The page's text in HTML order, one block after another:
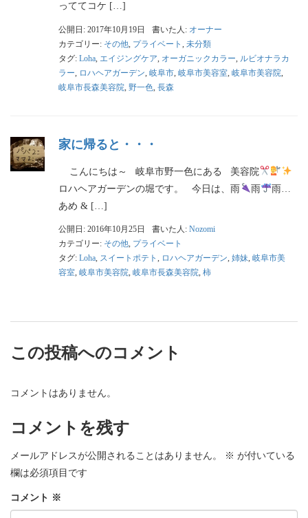
っててコケ […]
公開日: 2017年10月19日 書いた人: オーナー
カテゴリー: その他 プライベート
未分類
タグ: Loha エイジングケア オーガニックカラー
ルビオナラカ
ラー
ロハヘアガーデン 岐阜市 岐阜市美容室 岐阜市美容院
岐阜市長森美容院 野一色 長森
家に帰ると・・・
こんにちは～ 岐阜市野一色にある 美容院
ロハヘアガーデンの堀です。 今日は、雨
雨
雨…
あめ & […]
公開日: 2016年10月25日 書いた人: Nozomi
カテゴリー: その他, プライベート
タグ: Loha, スイートポテト , ロハヘアガーデン, 姉妹, 岐阜市美
容室, 岐阜市美容院, 岐阜市長森美容院, 柿
この投稿へのコメント
コメントはありません。
コメントを残す
メールアドレスが公開されることはありません。 ※ が付いている
欄は必須項目です
コメント ※